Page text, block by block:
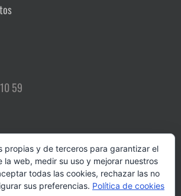
59
propias y de terceros para garantizar el
la web, medir su uso y mejorar nuestros
todas las cookies, rechazar las no
sus preferencias. Política de cookies